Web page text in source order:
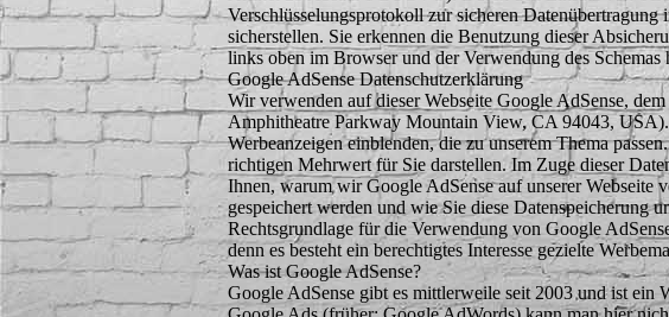
Verschlüsselungsprotokoll zur sicheren
sicherstellen. Sie erkennen die Benutzung dieser
links oben im Browser und der Verwendung des Schemas
Google AdSense Datenschutzerklärung
Wir verwenden auf dieser Webseite Google AdSense,
Amphitheatre Parkway Mountain View, CA 94043,
Werbeanzeigen einblenden, die zu unserem Thema
richtigen Mehrwert für Sie darstellen. Im Zuge dieser
Ihnen, warum wir Google AdSense auf unserer Webseite
gespeichert werden und wie Sie diese Datenspeicherung
Rechtsgrundlage für die Verwendung von Google
denn es besteht ein berechtigtes Interesse gezielte
Was ist Google AdSense?
Google AdSense gibt es mittlerweile seit 2003 und ist ein